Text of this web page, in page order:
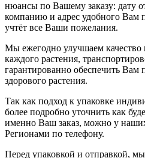
нюансы по Вашему заказу: дату
компанию и адрес удобного Вам
учтёт все Ваши пожелания.
Мы ежегодно улучшаем
каждого растения,
гарантированно обеспечить Вам
здорового растения.
Так как подход к упаковке
более подробно уточнить как
именно Ваш заказ, можно у
Регионами по телефону.
Перед упаковкой и отправкой,